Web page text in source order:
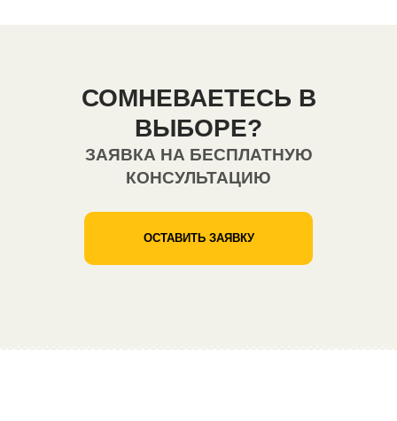
СОМНЕВАЕТЕСЬ В
ВЫБОРЕ?
ЗАЯВКА НА БЕСПЛАТНУЮ
КОНСУЛЬТАЦИЮ
ОСТАВИТЬ ЗАЯВКУ